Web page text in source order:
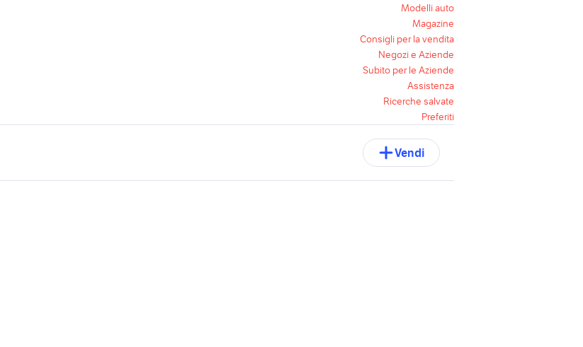
Modelli auto
Magazine
Consigli per la vendita
Negozi e Aziende
Subito per le Aziende
Assistenza
Ricerche salvate
Preferiti
Vendi